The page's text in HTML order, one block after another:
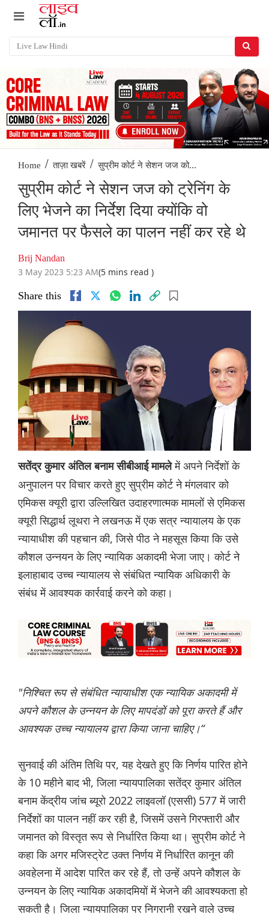
Home / ताज़ा खबरें / सुप्रीम कोर्ट ने सेशन जज को...
सुप्रीम कोर्ट ने सेशन जज को ट्रेनिंग के
लिए भेजने का निर्देश दिया क्योंकि वो
जमानत पर फैसले का पालन नहीं कर रहे थे
Brij Nandan
3 May 2023 5:23 AM(5 mins read )
Share this
सतेंद्र कुमार अंतिल बनाम सीबीआई मामलेमें अपने निर्देशों के
अनुपालन पर विचार करते हुए सुप्रीम कोर्ट ने मंगलवार को
एमिकस क्यूरी द्वारा उल्लिखित उदाहरणात्मक मामलों से एमिकस
क्यूरी सिद्धार्थ लूथरा ने लखनऊ में एक सत्र न्यायालय के एक
न्यायाधीश की पहचान की, जिसे पीठ ने महसूस किया कि उसे
कौशल उन्नयन के लिए न्यायिक अकादमी भेजा जाए। कोर्ट ने
इलाहाबाद उच्च न्यायालय से संबंधित न्यायिक अधिकारी के
संबंध में आवश्यक कार्रवाई करने को कहा।
"निश्चित रूप से संबंधित न्यायाधीश एक न्यायिक अकादमी में
अपने कौशल के उन्नयन के लिए मापदंडों को पूरा करते हैं और
आवश्यक उच्च न्यायालय द्वारा किया जाना चाहिए।“
सुनवाई की अंतिम तिथि पर, यह देखते हुए कि निर्णय पारित होने
के 10 महीने बाद भी, जिला न्यायपालिका सतेंद्र कुमार अंतिल
बनाम केंद्रीय जांच ब्यूरो 2022 लाइवलॉ (एससी) 577 में जारी
निर्देशों का पालन नहीं कर रही है, जिसमें उसने गिरफ्तारी और
जमानत को विस्तृत रूप से निर्धारित किया था। सुप्रीम कोर्ट ने
कहा कि अगर मजिस्ट्रेट उक्त निर्णय में निर्धारित कानून की
अवहेलना में आदेश पारित कर रहे हैं, तो उन्हें अपने कौशल के
उन्नयन के लिए न्यायिक अकादमियों में भेजने की आवश्यकता हो
सकती है। जिला न्यायपालिका पर निगरानी रखने वाले उच्च